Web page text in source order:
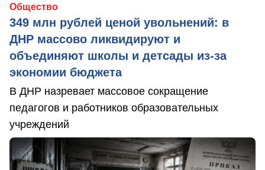
Общество
349 млн рублей ценой увольнений: в
ДНР массово ликвидируют и
объединяют школы и детсады из-за
экономии бюджета
В ДНР назревает массовое сокращение
педагогов и работников образовательных
учреждений